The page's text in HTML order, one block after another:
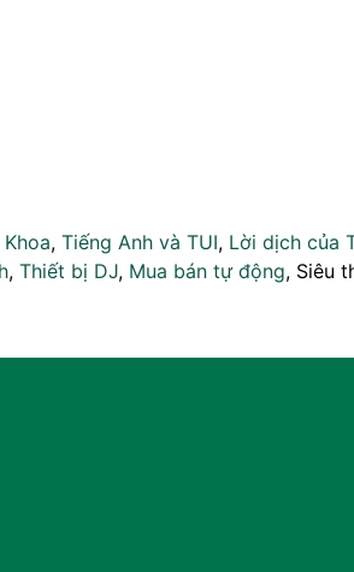
, Tiếng Anh và TUI, Lời dịch của
, Thiết bị DJ, Mua bán tự động, Siêu